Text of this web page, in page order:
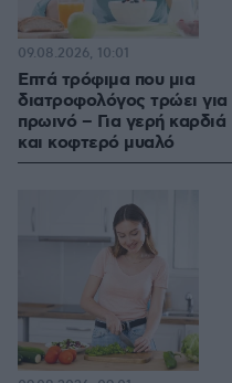
Επτά τρόφιμα που μια
διατροφολόγος τρώει για
πρωινό – Για γερή καρδιά
και κοφτερό μυαλό
09.08.2026, 10:01